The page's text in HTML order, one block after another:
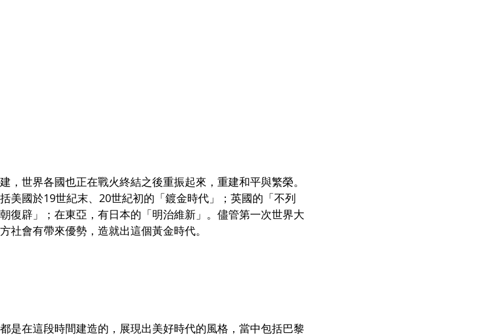
，世界各國也正在戰火終結之後重振起來，重建和平與繁榮。
美國於19世紀末、20世紀初的「鍍金時代」；英國的「不列
復辟」；在東亞，有日本的「明治維新」。儘管第一次世界大
社會有帶來優勢，造就出這個黃金時代。
是在這段時間建造的，展現出美好時代的風格，當中包括巴黎